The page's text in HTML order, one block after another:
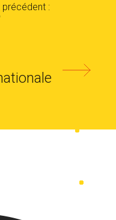
précédent :